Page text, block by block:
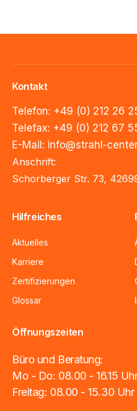
Kontakt
Telefon: +49 (0) 212 26
Telefax: +49 (0) 212 67
E-Mail : info@strahl-
Anschrift:
Schorberger Str. 73,
Hilfreiches
Aktuelles
Karriere
Zertifizierungen
Glossar
Öffnungszeiten
Büro und Beratung:
Mo - Do: 08.00 - 16.15
Freitag: 08.00 - 15.30 Uhr